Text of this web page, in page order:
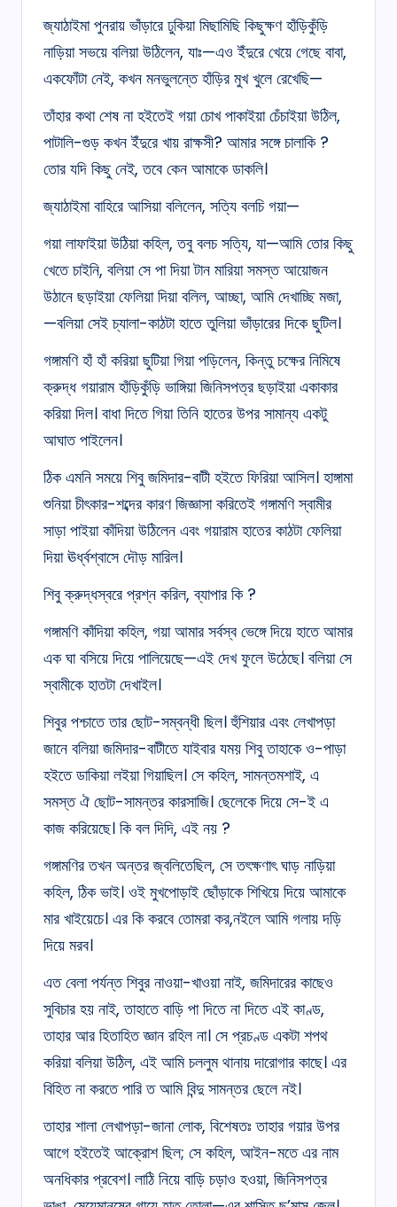
জ্যাঠাইমা পুনরায় ভাঁড়ারে ঢুকিয়া মিছামিছি কিছুক্ষণ হাঁড়িকুঁড়ি
নাড়িয়া সভয়ে বলিয়া উঠিলেন, যাঃ—এও ইঁদুরে খেয়ে গেছে বাবা,
একফোঁটা নেই, কখন মনভুলন্তে হাঁড়ির মুখ খুলে রেখেছি—
তাঁহার কথা শেষ না হইতেই গয়া চোখ পাকাইয়া চেঁচাইয়া উঠিল,
পাটালি-গুড় কখন ইঁদুরে খায় রাক্ষসী? আমার সঙ্গে চালাকি ?
তোর যদি কিছু নেই, তবে কেন আমাকে ডাকলি।
জ্যাঠাইমা বাহিরে আসিয়া বলিলেন, সত্যি বলচি গয়া—
গয়া লাফাইয়া উঠিয়া কহিল, তবু বলচ সত্যি, যা—আমি তোর কিছু
খেতে চাইনি, বলিয়া সে পা দিয়া টান মারিয়া সমস্ত আয়োজন
উঠানে ছড়াইয়া ফেলিয়া দিয়া বলিল, আচ্ছা, আমি দেখাচ্ছি মজা,
—বলিয়া সেই চ্যালা-কাঠটা হাতে তুলিয়া ভাঁড়ারের দিকে ছুটিল।
গঙ্গামণি হাঁ হাঁ করিয়া ছুটিয়া গিয়া পড়িলেন, কিন্তু চক্ষের নিমিষে
ক্রুদ্ধ গয়ারাম হাঁড়িকুঁড়ি ভাঙ্গিয়া জিনিসপত্র ছড়াইয়া একাকার
করিয়া দিল। বাধা দিতে গিয়া তিনি হাতের উপর সামান্য একটু
আঘাত পাইলেন।
ঠিক এমনি সময়ে শিবু জমিদার-বাটী হইতে ফিরিয়া আসিল। হাঙ্গামা
শুনিয়া চীৎকার-শব্দের কারণ জিজ্ঞাসা করিতেই গঙ্গামণি স্বামীর
সাড়া পাইয়া কাঁদিয়া উঠিলেন এবং গয়ারাম হাতের কাঠটা ফেলিয়া
দিয়া ঊর্ধ্বশ্বাসে দৌড় মারিল।
শিবু ক্রুদ্ধস্বরে প্রশ্ন করিল, ব্যাপার কি ?
গঙ্গামণি কাঁদিয়া কহিল, গয়া আমার সর্বস্ব ভেঙ্গে দিয়ে হাতে আমার
এক ঘা বসিয়ে দিয়ে পালিয়েছে—এই দেখ ফুলে উঠেছে। বলিয়া সে
স্বামীকে হাতটা দেখাইল।
শিবুর পশ্চাতে তার ছোট-সম্বন্ধী ছিল। হুঁশিয়ার এবং লেখাপড়া
জানে বলিয়া জমিদার-বাটীতে যাইবার যময় শিবু তাহাকে ও-পাড়া
হইতে ডাকিয়া লইয়া গিয়াছিল। সে কহিল, সামন্তমশাই, এ
সমস্ত ঐ ছোট-সামন্তর কারসাজি। ছেলেকে দিয়ে সে-ই এ
কাজ করিয়েছে। কি বল দিদি, এই নয় ?
গঙ্গামণির তখন অন্তর জ্বলিতেছিল, সে তৎক্ষণাৎ ঘাড় নাড়িয়া
কহিল, ঠিক ভাই। ওই মুখপোড়াই ছোঁড়াকে শিখিয়ে দিয়ে আমাকে
মার খাইয়েচে। এর কি করবে তোমরা কর,নইলে আমি গলায় দড়ি
দিয়ে মরব।
এত বেলা পর্যন্ত শিবুর নাওয়া-খাওয়া নাই, জমিদারের কাছেও
সুবিচার হয় নাই, তাহাতে বাড়ি পা দিতে না দিতে এই কাণ্ড,
তাহার আর হিতাহিত জ্ঞান রহিল না। সে প্রচণ্ড একটা শপথ
করিয়া বলিয়া উঠিল, এই আমি চললুম থানায় দারোগার কাছে। এর
বিহিত না করতে পারি ত আমি বিন্দু সামন্তর ছেলে নই।
তাহার শালা লেখাপড়া-জানা লোক, বিশেষতঃ তাহার গয়ার উপর
আগে হইতেই আক্রোশ ছিল; সে কহিল, আইন-মতে এর নাম
অনধিকার প্রবেশ। লাঠি নিয়ে বাড়ি চড়াও হওয়া, জিনিসপত্র